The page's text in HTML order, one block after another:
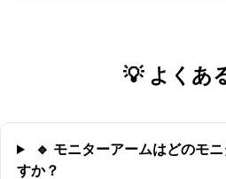
💡 よくあ
🔹 モニターアームはどのモ
すか？